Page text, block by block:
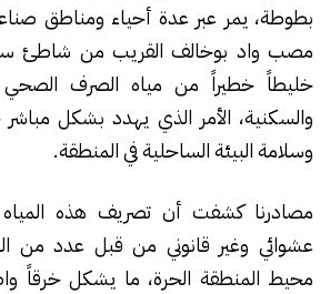
بطوطة، يمر عبر عدة أحياء ومناطق
مصب واد بوخالف القريب من شاطئ
خليطاً خطيراً من مياه الصرف الصحي
والسكنية، الأمر الذي يهدد بشكل مباشر
وسلامة البيئة الساحلية في المنطقة.
مصادرنا كشفت أن تصريف هذه
عشوائي وغير قانوني من قبل عدد من
محيط المنطقة الحرة، ما يشكل خرقاً